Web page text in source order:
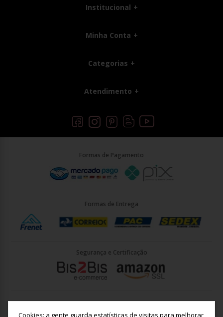
Cookies: a gente guarda estatísticas de visitas para melhorar
Institucional
Minha Conta
Categorias
Atendimento
Formas de Pagamento
Formas de Entrega
Segurança e Certificação
João José Rodrigues 21, Jundiaí - SP - CEP: 13201-001